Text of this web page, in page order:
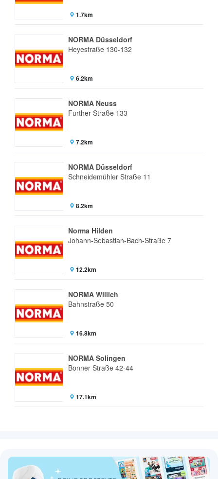
1.7km
NORMA Düsseldorf
Heyestraße 130-132
6.2km
NORMA Neuss
Further Straße 133
7.2km
NORMA Düsseldorf
Schneidemühler Straße 11
8.2km
Norma Hilden
Johann-Sebastian-Bach-Straße 7
12.2km
NORMA Willich
Bahnstraße 50
16.8km
NORMA Solingen
Bonner Straße 42-44
17.1km